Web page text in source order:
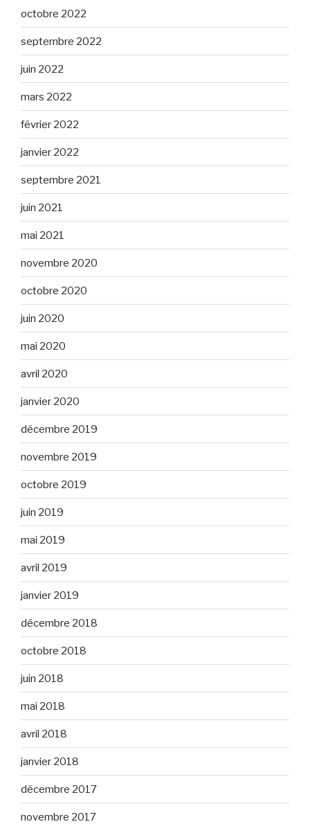
octobre 2022
septembre 2022
juin 2022
mars 2022
février 2022
janvier 2022
septembre 2021
juin 2021
mai 2021
novembre 2020
octobre 2020
juin 2020
mai 2020
avril 2020
janvier 2020
décembre 2019
novembre 2019
octobre 2019
juin 2019
mai 2019
avril 2019
janvier 2019
décembre 2018
octobre 2018
juin 2018
mai 2018
avril 2018
janvier 2018
décembre 2017
novembre 2017